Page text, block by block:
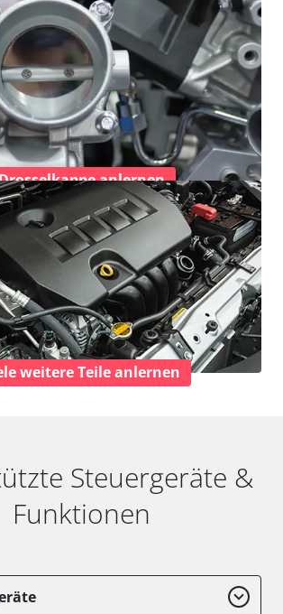
anlernen
weitere Teile anlernen
Steuergeräte &
Funktionen